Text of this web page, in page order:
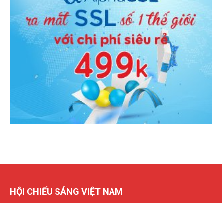
HỘI CHIẾU SÁNG VIỆT NAM